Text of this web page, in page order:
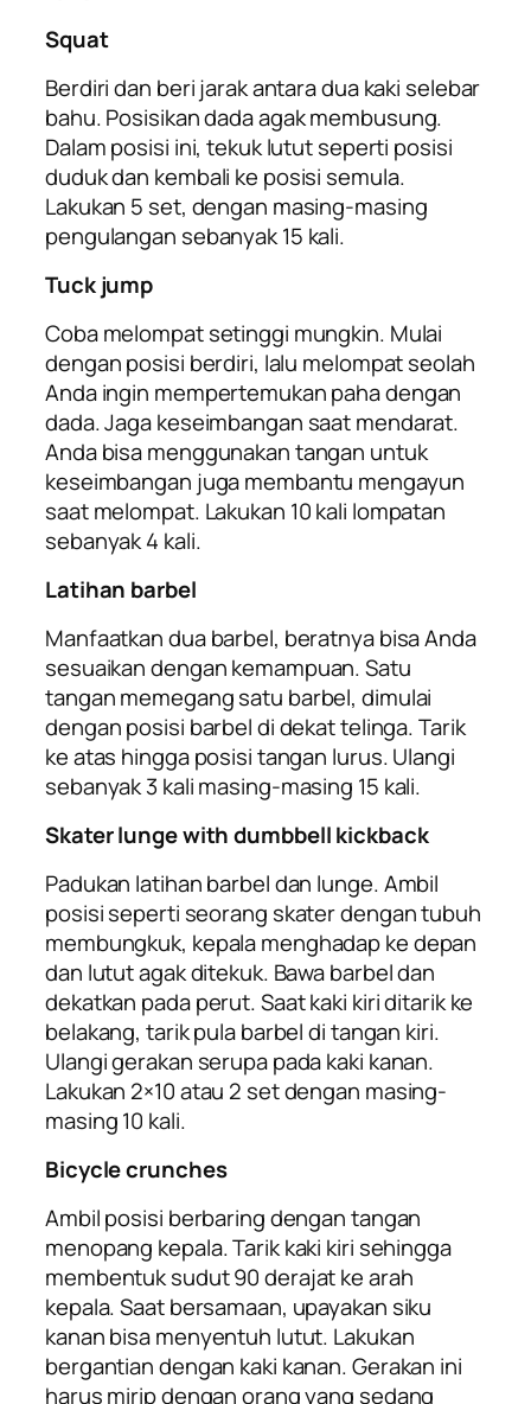
Squat
Berdiri dan beri jarak antara dua kaki selebar
bahu. Posisikan dada agak membusung.
Dalam posisi ini, tekuk lutut seperti posisi
duduk dan kembali ke posisi semula.
Lakukan 5 set, dengan masing-masing
pengulangan sebanyak 15 kali.
Tuck jump
Coba melompat setinggi mungkin. Mulai
dengan posisi berdiri, lalu melompat seolah
Anda ingin mempertemukan paha dengan
dada. Jaga keseimbangan saat mendarat.
Anda bisa menggunakan tangan untuk
keseimbangan juga membantu mengayun
saat melompat. Lakukan 10 kali lompatan
sebanyak 4 kali.
Latihan barbel
Manfaatkan dua barbel, beratnya bisa Anda
sesuaikan dengan kemampuan. Satu
tangan memegang satu barbel, dimulai
dengan posisi barbel di dekat telinga. Tarik
ke atas hingga posisi tangan lurus. Ulangi
sebanyak 3 kali masing-masing 15 kali.
Skater lungewith dumbbell kickback
Padukan latihan barbel dan lunge. Ambil
posisi seperti seorang skaterdengan tubuh
membungkuk, kepala menghadap ke depan
dan lutut agak ditekuk. Bawa barbel dan
dekatkan pada perut. Saat kaki kiri ditarik ke
belakang, tarik pula barbel di tangan kiri.
Ulangi gerakan serupa pada kaki kanan.
Lakukan 2×10 atau 2 set dengan masing-
masing 10 kali.
Bicycle crunches
Ambil posisi berbaring dengan tangan
menopang kepala. Tarik kaki kiri sehingga
membentuk sudut 90 derajat ke arah
kepala. Saat bersamaan, upayakan siku
kanan bisa menyentuh lutut. Lakukan
bergantian dengan kaki kanan. Gerakan ini
harus mirip dengan orang yang sedang